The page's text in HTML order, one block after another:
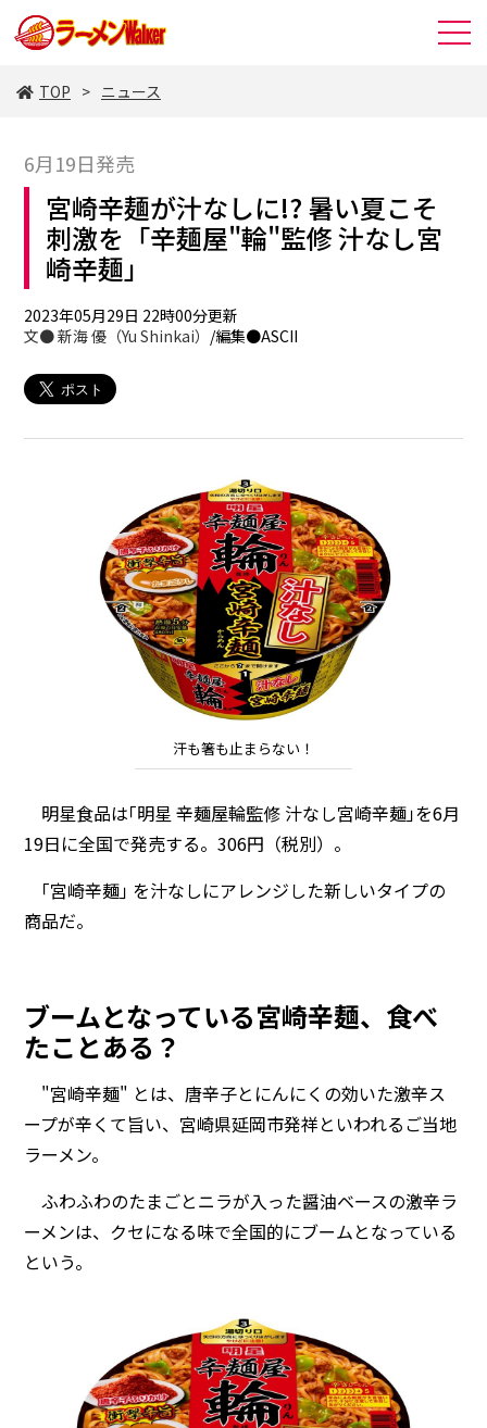
TOP ニュース
6月19日発売
宮崎辛麺が汁なしに!? 暑い夏こそ
刺激を「辛麺屋"輪"監修 汁なし宮
崎辛麺」
2023年05月29日 22時00分更新
文●新海 優（Yu Shinkai） /編集●ASCII
汗も箸も止まらない！
明星食品は｢明星 辛麺屋輪監修 汁なし宮崎辛麺｣を6月
19日に全国で発売する。306円（税別）。
｢宮崎辛麺｣ を汁なしにアレンジした新しいタイプの
商品だ。
ブームとなっている宮崎辛麺、食べ
たことある？
"宮崎辛麺" とは、唐辛子とにんにくの効いた激辛ス
ープが辛くて旨い、宮崎県延岡市発祥といわれるご当地
ラーメン。
ふわふわのたまごとニラが入った醤油ベースの激辛ラ
ーメンは、クセになる味で全国的にブームとなっている
という。